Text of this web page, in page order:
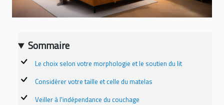
Sommaire
Le choix selon votre morphologie et le soutien du lit
Considérer votre taille et celle du matelas
Veiller à l'indépendance du couchage